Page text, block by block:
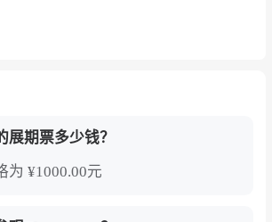
对不符合展会入场标准的客户
核材料，审核通过后会出具邮件
，现场凭护照原件和确认函
或直接扫码入场。
展期票多少钱？
为 ¥1000.00元